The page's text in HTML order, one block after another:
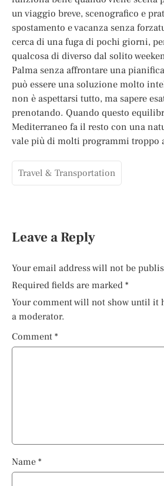
un viaggio breve, scenografico e
spostamento e vacanza senza
cerca di una fuga di pochi giorni,
qualcosa di diverso dal solito
Palma senza affrontare una
può essere una soluzione molto
non è aspettarsi tutto, ma sapere
prenotando. Quando questo
Mediterraneo fa il resto con una
vale più di molti programmi troppo
Travel & Transportation
Leave a Reply
Your email address will not be
Required fields are marked *
Your comment will not show until it
a moderator.
Comment *
Name *